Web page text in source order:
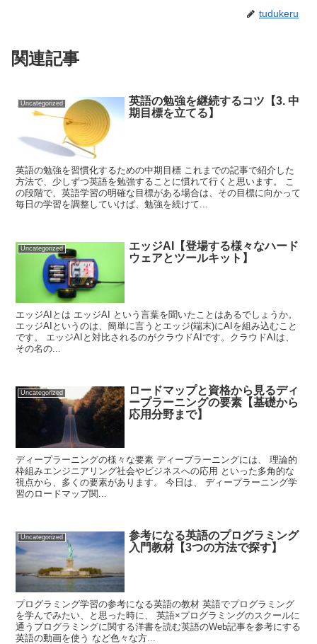
tudukeru
関連記事
Uncategorized
英語の勉強を継続するコツ【3. 中
期目標を立てる】
英語の勉強を習慣化するための中期目標 これまでの記事で紹介した
方法で、少しずつ英語を勉強することに慣れて行くと思います。 こ
の段階で、英語学習の明確な目標がある場合は、その目標に向かって
毎日の学習を調整していけば、勉強を続けて...
Uncategorized
エッジAI【登場する様々なハード
ウェアとツールキット】
エッジAIとは エッジAI という言葉を聞いたことはあるでしょうか。
エッジAIというのは、簡単に言うとエッジ(端末)にAIを組み込むこと
です。 エッジAIと対比されるのがクラウドAIです。クラウドAIは、
その名の...
Uncategorized
ロードマップと資格から見るディ
ープラーニングの要素【基礎から
応用分野まで】
ディープラーニングの様々な要素 ディープラーニングには、 理論的
枠組みエンジニアリング社会やビジネスへの応用 といった多角的な
視点から、多くの要素があります。 今日は、 ディープラーニング学
習のロードマップ関...
Uncategorized
参考になる英語のプログラミング
入門教材【3つの方法で探す】
プログラミング学習の参考になる英語の教材 英語でプログラミング
を学んでみたい、と思った時に、 英語×プログラミングのスクールに
通うプログラミングに関する洋書を読む英語のWeb記事を参考にする
英語の動画を使う など色々な方...